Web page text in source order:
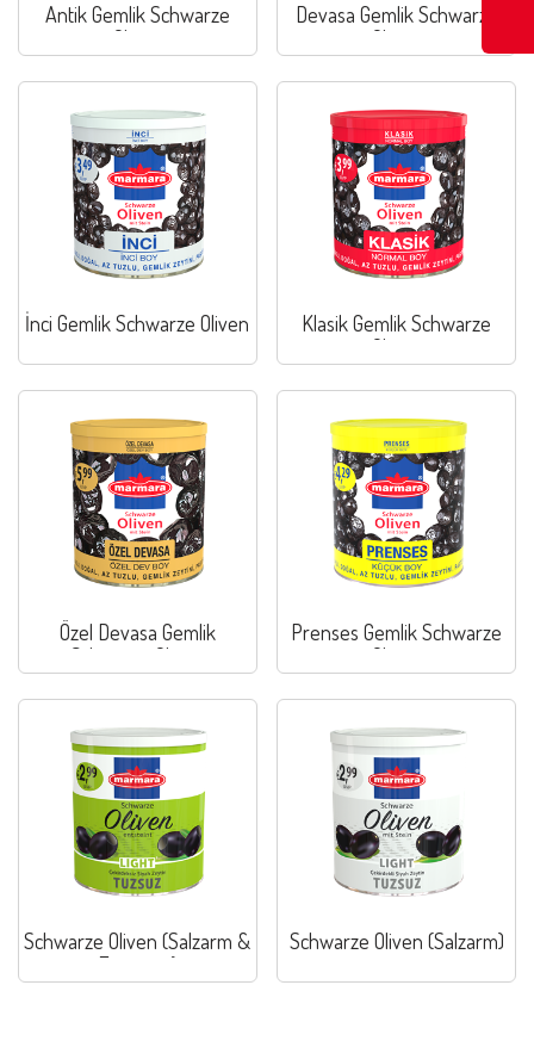
Antik Gemlik Schwarze
Oliven
Devasa Gemlik Schwarze
Oliven
İnci Gemlik Schwarze Oliven
Klasik Gemlik Schwarze
Oliven
Özel Devasa Gemlik
Schwarze Oliven
Prenses Gemlik Schwarze
Oliven
Schwarze Oliven (Salzarm &
Entsteint)
Schwarze Oliven (Salzarm)